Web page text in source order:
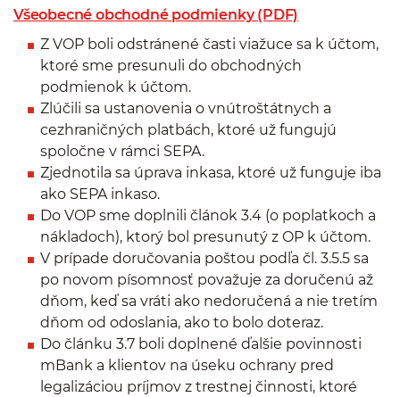
Všeobecné obchodné podmienky (PDF)
Z VOP boli odstránené časti viažuce sa k účtom,
ktoré sme presunuli do obchodných
podmienok k účtom.
Zlúčili sa ustanovenia o vnútroštátnych a
cezhraničných platbách, ktoré už fungujú
spoločne v rámci SEPA.
Zjednotila sa úprava inkasa, ktoré už funguje iba
ako SEPA inkaso.
Do VOP sme doplnili článok 3.4 (o poplatkoch a
nákladoch), ktorý bol presunutý z OP k účtom.
V prípade doručovania poštou podľa čl. 3.5.5 sa
po novom písomnosť považuje za doručenú až
dňom, keď sa vráti ako nedoručená a nie tretím
dňom od odoslania, ako to bolo doteraz.
Do článku 3.7 boli doplnené ďalšie povinnosti
mBank a klientov na úseku ochrany pred
legalizáciou príjmov z trestnej činnosti, ktoré